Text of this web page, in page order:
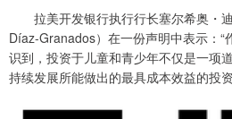
拉美开发银行执行行长塞尔希奥・
Díaz-Granados）在一份声明中表示：“
识到，投资于儿童和青少年不仅是一项
持续发展所能做出的最具成本效益的投